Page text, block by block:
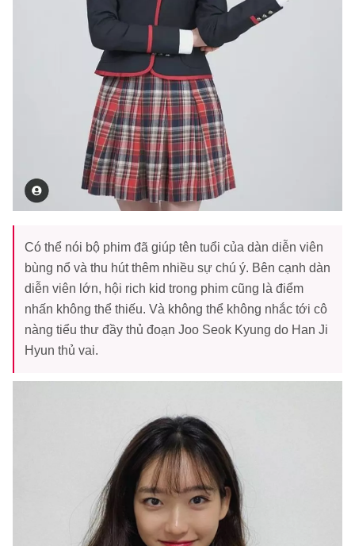
Có thể nói bộ phim đã giúp tên tuổi của dàn diễn viên
bùng nổ và thu hút thêm nhiều sự chú ý. Bên cạnh dàn
diễn viên lớn, hội rich kid trong phim cũng là điểm
nhấn không thể thiếu. Và không thể không nhắc tới cô
nàng tiểu thư đầy thủ đoạn Joo Seok Kyung do Han Ji
Hyun thủ vai.